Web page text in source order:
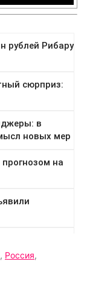
, Россия,